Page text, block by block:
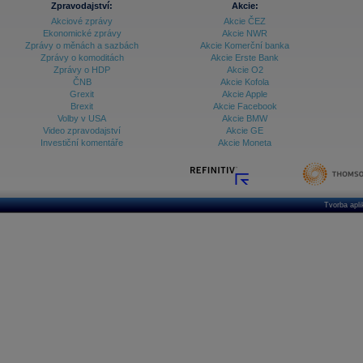
Archiv - Vývoj české koruny
Archiv analýz - Makroukazatele
Ceny průmyslových výrobců - Data a prognózy
Ceny průmyslových výrobců - Graf (ČR)
Ceny průmyslových výrobců - Kalendář (ČR)
Ceny průmyslových výrobců - Zpravodajství
Databanka - Ceny
Zpravodajství:
Akciové zprávy
Ekonomické zprávy
Zprávy o měnách a sazbách
Zprávy o komoditách
Zprávy o HDP
ČNB
Grexit
Brexit
Volby v USA
Video zpravodajství
Investiční komentáře
Akcie:
Akcie ČEZ
Akcie NWR
Akcie Komerční banka
Akcie Erste Bank
Akcie O2
Akcie Kofola
Akcie Apple
Akcie Facebook
Akcie BMW
Akcie GE
Akcie Moneta
Tvorba